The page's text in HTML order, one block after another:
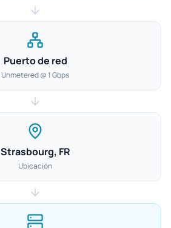
Puerto de red
Unmetered @ 1 Gbps
Strasbourg, FR
Ubicación